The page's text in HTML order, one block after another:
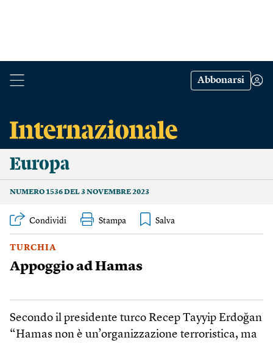
Abbonarsi
Europa
NUMERO 1536 DEL 3 NOVEMBRE 2023
Condividi Stampa
TURCHIA
Appoggio ad Hamas
Secondo il presidente turco Recep Tayyip Erdoğan
“Hamas non è un’organizzazione terroristica, ma